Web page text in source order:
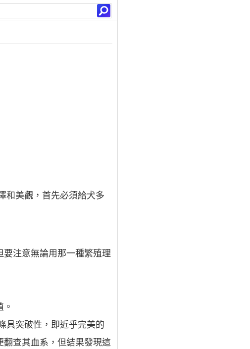
和美觀，首先必須給犬多
注意無論用那一種繁殖理
具突破性，即近乎完美的
翻查其血系，但結果發現這